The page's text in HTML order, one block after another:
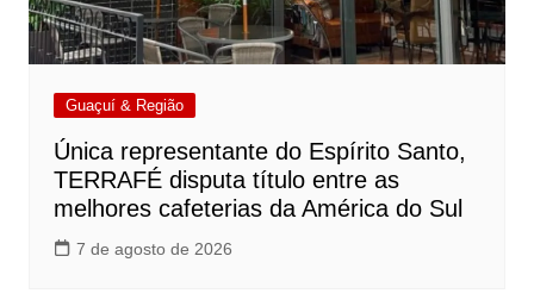
Guaçuí & Região
Única representante do Espírito Santo,
TERRAFÉ disputa título entre as
melhores cafeterias da América do Sul
7 de agosto de 2026